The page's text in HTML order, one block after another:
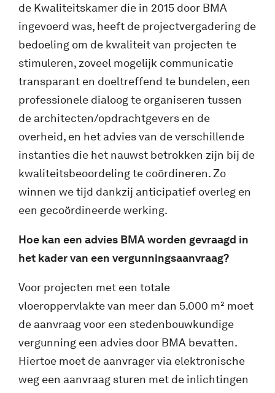
de Kwaliteitskamer die in 2015 door BMA
ingevoerd was, heeft de projectvergadering de
bedoeling om de kwaliteit van projecten te
stimuleren, zoveel mogelijk communicatie
transparant en doeltreffend te bundelen, een
professionele dialoog te organiseren tussen
de architecten/opdrachtgevers en de
overheid, en het advies van de verschillende
instanties die het nauwst betrokken zijn bij de
kwaliteitsbeoordeling te coördineren. Zo
winnen we tijd dankzij anticipatief overleg en
een gecoördineerde werking.
Hoe kan een advies BMA worden gevraagd in
het kader van een vergunningsaanvraag?
Voor projecten met een totale
vloeroppervlakte van meer dan 5.000 m² moet
de aanvraag voor een stedenbouwkundige
vergunning een advies door BMA bevatten.
Hiertoe moet de aanvrager via elektronische
weg een aanvraag sturen met de inlichtingen